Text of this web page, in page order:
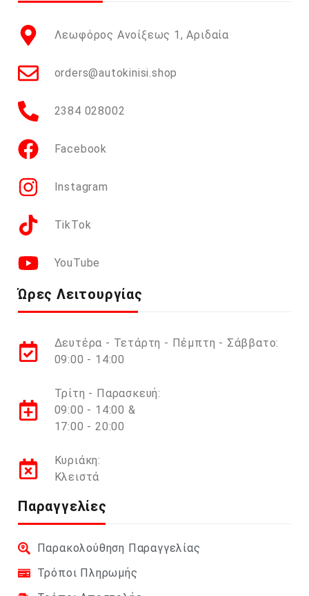
Λεωφόρος Ανοίξεως 1, Αριδαία
orders@autokinisi.shop
2384 028002
Facebook
Instagram
TikTok
YouTube
Ώρες Λειτουργίας
Δευτέρα - Τετάρτη - Πέμπτη - Σάββατο:
09:00 - 14:00
Τρίτη - Παρασκευή:
09:00 - 14:00 &
17:00 - 20:00
Κυριάκη:
Κλειστά
Παραγγελίες
Παρακολούθηση Παραγγελίας
Τρόποι Πληρωμής